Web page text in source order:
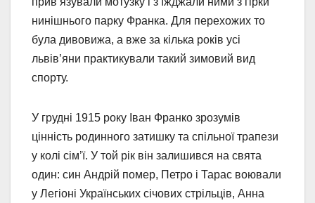
нинішнього парку Франка. Для перехожих то
була дивовижа, а вже за кілька років усі
львів’яни практикували такий зимовий вид
спорту.
У грудні 1915 року Іван Франко зрозумів
цінність родинного затишку та спільної трапези
у колі сім’ї. У той рік він залишився на свята
один: син Андрій помер, Петро і Тарас воювали
у Легіоні Українських січових стрільців, Анна